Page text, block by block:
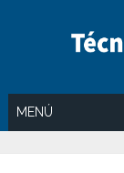
MENÚ